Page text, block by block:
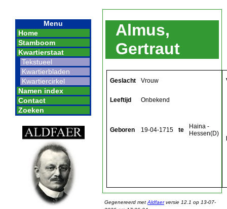
Menu
Home
Stamboom
Kwartierstaat
Tekstueel
Kwartierbladen
Kwartiercirkel
Namen index
Contact
Zoeken
Almus,
Gertraut
Geslacht Vrouw
Leeftijd Onbekend
Geboren 19-04-1715 te
Haina -
Hessen(D)
Gegenereerd met Aldfaerversie 12.1 op 13-07-